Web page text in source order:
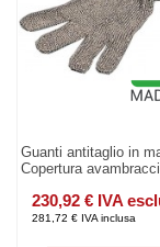
Guanti antitaglio in
Copertura
230,92 € IVA
281,72 € IVA inclusa